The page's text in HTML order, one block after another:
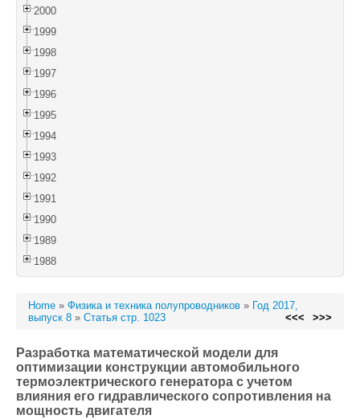
2000
1999
1998
1997
1996
1995
1994
1993
1992
1991
1990
1989
1988
Home » Физика и техника полупроводников » Год 2017,
выпуск 8 » Статья стр. 1023 <<< >>>
Разработка математической модели для
оптимизации конструкции автомобильного
термоэлектрического генератора с учетом
влияния его гидравлического сопротивления на
мощность двигателя